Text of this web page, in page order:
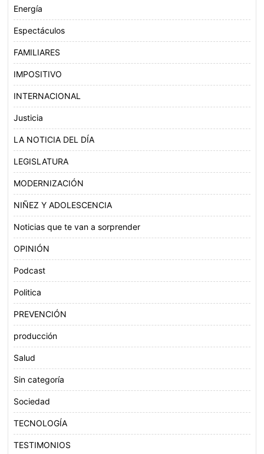
Energía
Espectáculos
FAMILIARES
IMPOSITIVO
INTERNACIONAL
Justicia
LA NOTICIA DEL DÍA
LEGISLATURA
MODERNIZACIÓN
NIÑEZ Y ADOLESCENCIA
Noticias que te van a sorprender
OPINIÓN
Podcast
Politica
PREVENCIÓN
producción
Salud
Sin categoría
Sociedad
TECNOLOGÍA
TESTIMONIOS